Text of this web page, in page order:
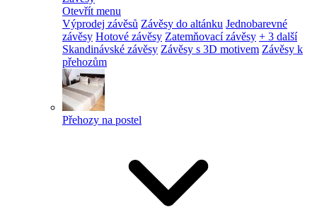
Otevřít menu
Výprodej závěsů Závěsy do altánku Jednobarevné
závěsy Hotové závěsy Zatemňovací závěsy + 3 další
Skandinávské závěsy Závěsy s 3D motivem Závěsy k
přehozům
Přehozy na postel